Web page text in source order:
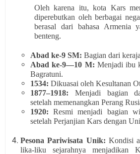
Oleh karena itu, kota Kars
diperebutkan oleh berbagai
berasal dari bahasa Armenia
benteng.
Abad ke-9 SM: Bagian dari
Abad ke-9—10 M: Menjadi ibu
Bagratuni.
1534: Dikuasai oleh Kesultanan
1877–1918: Menjadi bagian
setelah memenangkan Perang
1920: Resmi menjadi bagian
setelah Perjanjian Kars dengan
Pesona Pariwisata Unik: Kondisi
lika-liku sejarahnya menjadikan